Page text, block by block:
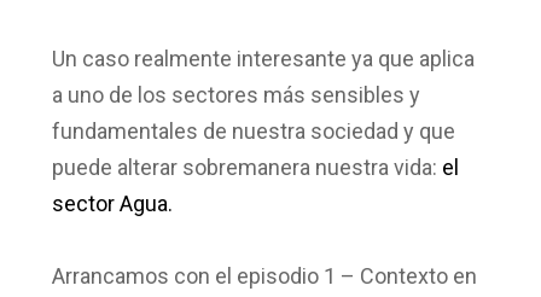
Un caso realmente interesante ya que aplica
a uno de los sectores más sensibles y
fundamentales de nuestra sociedad y que
puede alterar sobremanera nuestra vida: el
sector Agua.
Arrancamos con el episodio 1 – Contextoen